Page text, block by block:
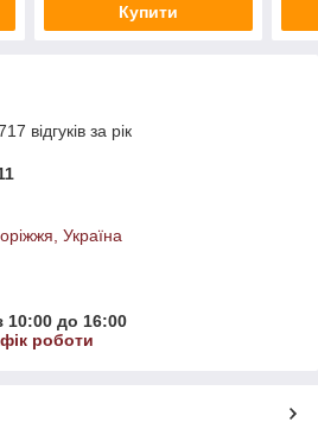
Купити
відгуків за рік
Україна
10:00 до 16:00
роботи